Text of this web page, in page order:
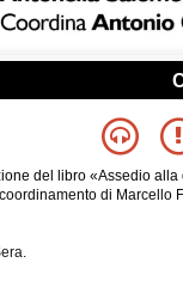
del libro «Assedio alla
di Marcello